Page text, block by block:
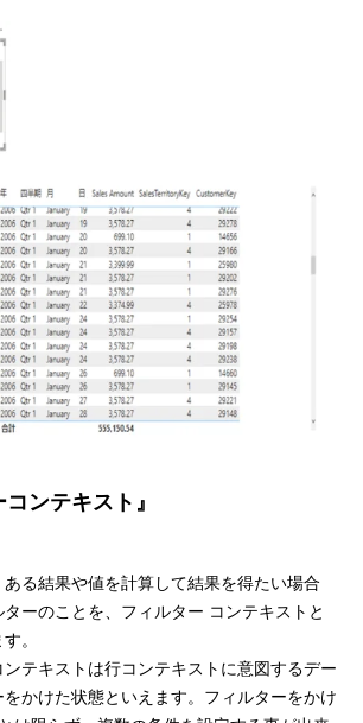
コンテキスト』
る結果や値を計算して結果を得たい場合
ーのことを、フィルター コンテキストと
。
テキストは行コンテキストに意図するデー
かけた状態といえます。フィルターをかけ